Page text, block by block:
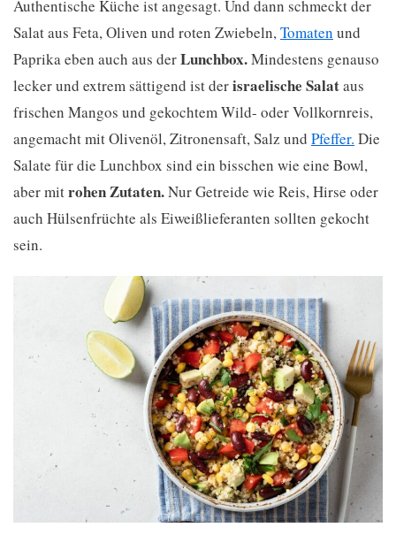
Authentische Küche ist angesagt. Und dann schmeckt der
Salat aus Feta, Oliven und roten Zwiebeln,Tomaten und
Paprika eben auch aus derLunchbox.Mindestens genauso
lecker und extrem sättigend ist derisraelische Salataus
frischen Mangos und gekochtem Wild- oder Vollkornreis,
angemacht mit Olivenöl, Zitronensaft, Salz und Pfeffer. Die
Salate für die Lunchbox sind ein bisschen wie eine Bowl,
aber mitrohen Zutaten.Nur Getreide wie Reis, Hirse oder
auch Hülsenfrüchte als Eiweißlieferanten sollten gekocht
sein.